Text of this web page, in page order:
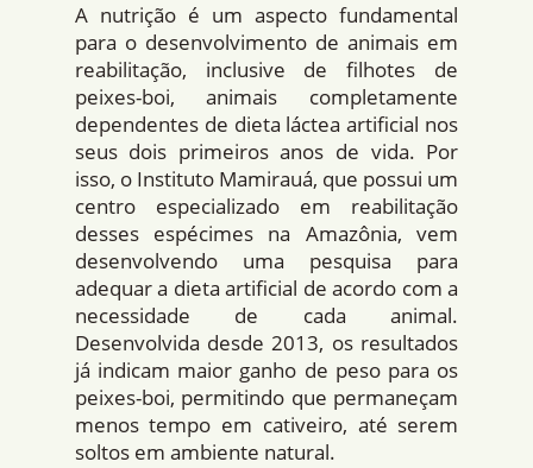
A nutrição é um aspecto fundamental
para o desenvolvimento de animais em
reabilitação, inclusive de filhotes de
peixes-boi, animais completamente
dependentes de dieta láctea artificial nos
seus dois primeiros anos de vida. Por
isso, o Instituto Mamirauá, que possui um
centro especializado em reabilitação
desses espécimes na Amazônia, vem
desenvolvendo uma pesquisa para
adequar a dieta artificial de acordo com a
necessidade de cada animal.
Desenvolvida desde 2013, os resultados
já indicam maior ganho de peso para os
peixes-boi, permitindo que permaneçam
menos tempo em cativeiro, até serem
soltos em ambiente natural.